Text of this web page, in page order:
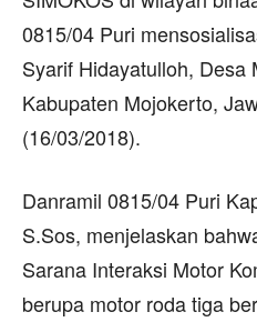
0815/04 Puri
Syarif Hidayatulloh, Desa
Kabupaten Mojokerto,
(16/03/2018).
Danramil 0815/04 Puri
S.Sos, menjelaskan
Sarana Interaksi Motor
berupa motor roda tiga